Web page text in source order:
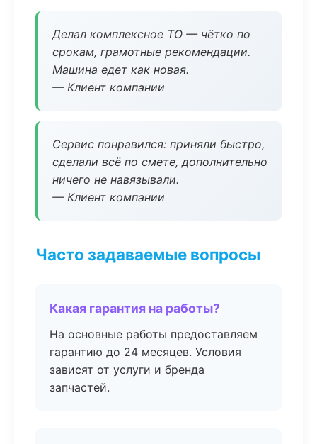
Делал комплексное ТО — чётко по
срокам, грамотные рекомендации.
Машина едет как новая.
— Клиент компании
Сервис понравился: приняли быстро,
сделали всё по смете, дополнительно
ничего не навязывали.
— Клиент компании
Часто задаваемые вопросы
Какая гарантия на работы?
На основные работы предоставляем
гарантию до 24 месяцев. Условия
зависят от услуги и бренда
запчастей.